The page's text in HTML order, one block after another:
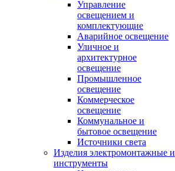
Управление
освещением и
комплектующие
Аварийное освещение
Уличное и
архитектурное
освещение
Промышленное
освещение
Коммерческое
освещение
Коммунальное и
бытовое освещение
Источники света
Изделия электромонтажные и
инструменты